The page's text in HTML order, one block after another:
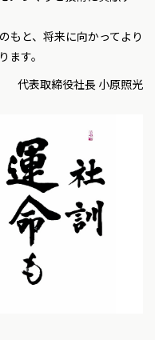
もと、将来に向かってより
す。
代表取締役社長 小原照光